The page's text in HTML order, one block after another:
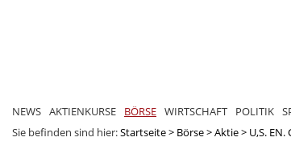
NEWS AKTIENKURSE BÖRSE WIRTSCHAFT POLITIK
Sie befinden sind hier:Startseite> Börse>Aktie> U,S. EN.